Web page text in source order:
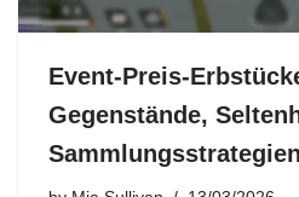
Event-Preis-
Gegenstände,
Sammlungsstrategien